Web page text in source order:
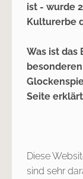
ist - wurde
Kulturerbe
Was ist das
Seite
Diese
sind sehr